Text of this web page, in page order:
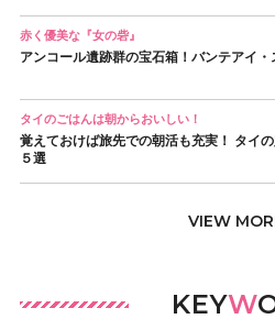
赤く優美な『女の砦』
アンコール遺跡群の宝石箱！バンテアイ・
タイのごはんは朝からおいしい！
覚えておけば旅先での朝活も充実！ タイ
５選
VIEW
KEYW